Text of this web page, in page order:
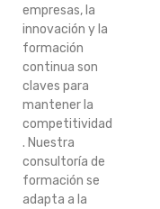
empresas, la
innovación y la
formación
continua son
claves para
mantener la
competitividad
. Nuestra
consultoría de
formación se
adapta a la